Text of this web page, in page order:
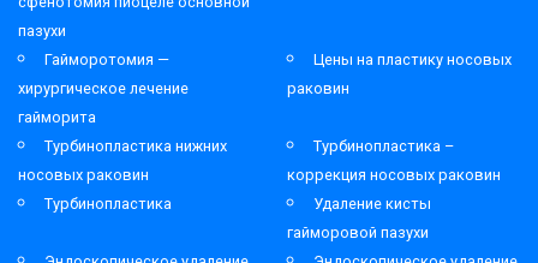
пазухи
Гайморотомия —
хирургическое лечение
гайморита
Цены на пластику носовых
раковин
Турбинопластика нижних
носовых раковин
Турбинопластика –
коррекция носовых раковин
Турбинопластика
Удаление кисты
гайморовой пазухи